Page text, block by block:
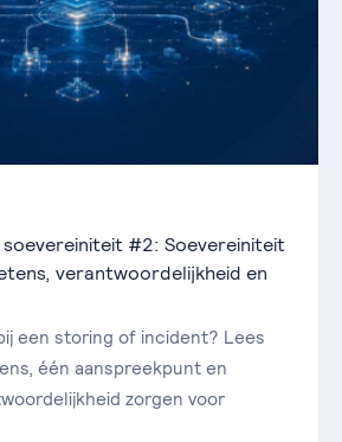
#2: Soevereiniteit
verantwoordelijkheid en
een storing of incident? Lees
één aanspreekpunt en
zorgen voor